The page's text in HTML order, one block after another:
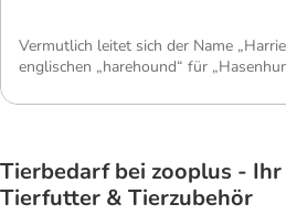
Vermutlich leitet sich der Name
englischen „harehound“ für
Meutehunds eng mit der Hasenjagd
Aussehen: Mittelgroßer Laufhund
Foxhound mit deutlichem Beagle-
Tierbedarf bei zooplus -
Tierfutter & Tierzubehör